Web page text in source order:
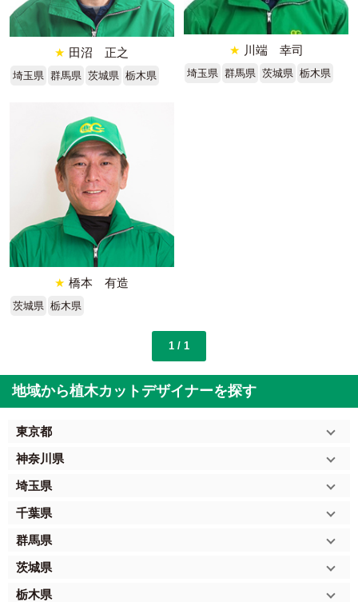
★ 田沼 正之
埼玉県 群馬県 茨城県 栃木県
★ 川端 幸司
埼玉県 群馬県 茨城県 栃木県
★ 橋本 有造
茨城県 栃木県
1 / 1
地域から植木カットデザイナーを探す
東京都
神奈川県
埼玉県
千葉県
群馬県
茨城県
栃木県